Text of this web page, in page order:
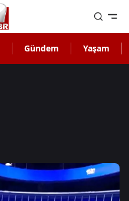
Gündem Yaşam